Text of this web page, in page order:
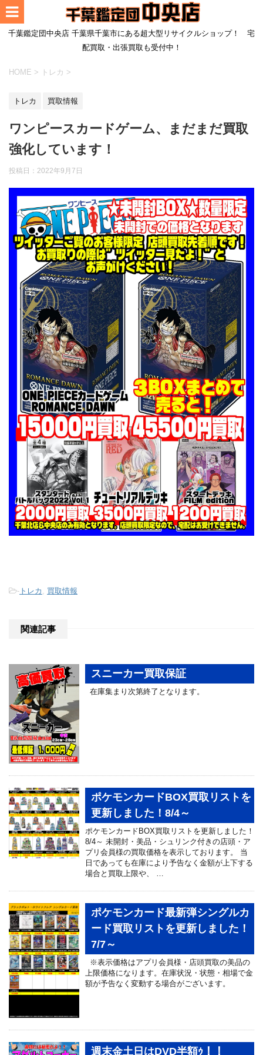
千葉鑑定団中央店 千葉県千葉市にある超大型リサイクルショップ！ 宅
配買取・出張買取も受付中！
HOME > トレカ >
トレカ 買取情報
ワンピースカードゲーム、まだまだ買取
強化しています！
投稿日： 2022年9月7日
- トレカ 買取情報
関連記事
スニーカー買取保証
在庫集まり次第終了となります。
ポケモンカードBOX買取リストを
更新しました！8/4～
ポケモンカードBOX買取リストを更新しました！
8/4～ 未開封・美品・シュリンク付きの店頭・ア
プリ会員様の買取価格を表示しております。 当
日であっても在庫により予告なく金額が上下する
場合と買取上限や、 …
ポケモンカード最新弾シングルカ
ード買取リストを更新しました！
7/7～
※表示価格はアプリ会員様・店頭買取の美品の
上限価格になります。在庫状況・状態・相場で金
額が予告なく変動する場合がございます。
週末金土日はDVD半額ｩ！！